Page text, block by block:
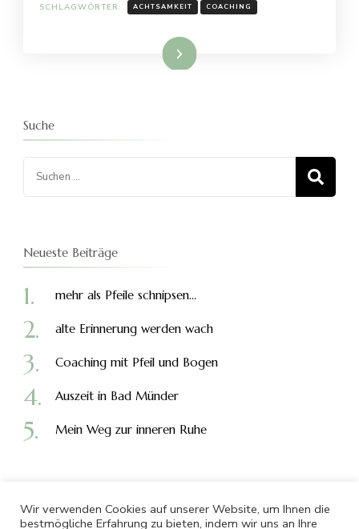
SCHLAGWÖRTER: ACHTSAMKEIT COACHING
Weiterlesen
Suche
Neueste Beiträge
mehr als Pfeile schnipsen…
alte Erinnerung werden wach
Coaching mit Pfeil und Bogen
Auszeit in Bad Münder
Mein Weg zur inneren Ruhe
Wir verwenden Cookies auf unserer Website, um Ihnen die
bestmögliche Erfahrung zu bieten, indem wir uns an Ihre